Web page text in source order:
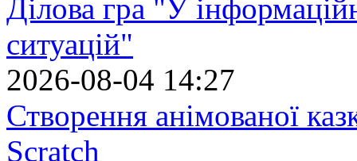
Ділова гра "У
ситуацій"
2026-08-04 14:27
Створення анімованої
Scratch